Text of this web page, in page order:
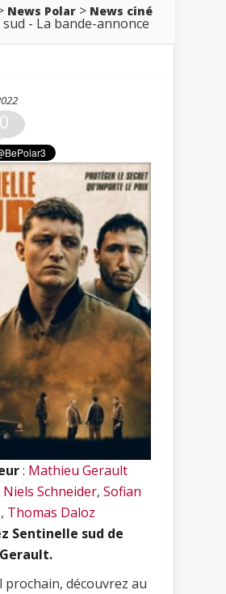
News Polar > News ciné
- La bande-annonce
0
: Mathieu Gerault
Niels Schneider, Sofian
, Thomas Daloz
Sentinelle sud de
prochain, découvrez au